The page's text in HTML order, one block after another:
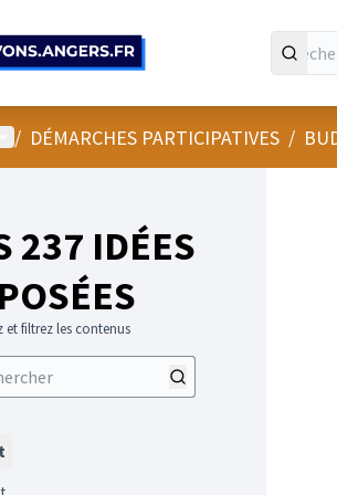
principal
/ DÉMARCHES PARTICIPATIVES /
237 IDÉES
et filtrez les contenus